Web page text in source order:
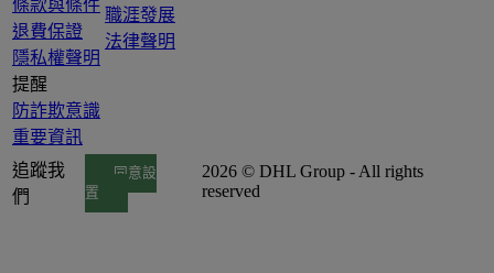
條款與條件
退費保證
隱私權聲明
提醒
防詐欺意識
重要資訊
職涯發展
法律聲明
追蹤我
們
同意設
置
2026 © DHL Group - All rights
reserved